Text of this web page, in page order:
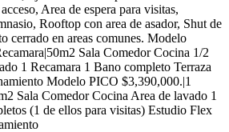
Area de espera para visitas,
Rooftop con area de asador, Shut de
cerrado en areas comunes. Modelo
Sala Comedor Cocina 1/2
1 Recamara 1 Bano completo Terraza
Modelo PICO $3,390,000.|1
Sala Comedor Cocina Area de lavado 1
(1 de ellos para visitas) Estudio Flex